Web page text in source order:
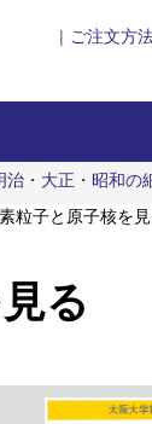
| ご注文方
治・大正・昭和の
素粒子と原子核を
る